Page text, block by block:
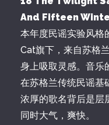
And Fifteen
本年度民谣实验风格
Cat旗下，来自苏格
身上吸取灵感。音乐
在苏格兰传统民谣基
浓厚的歌名背后是层
同时大气，爽快。